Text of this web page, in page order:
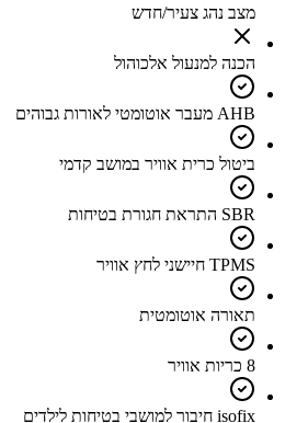
מצב נהג צעיר/חדש
הכנה למנעול אלכוהול
AHB מעבר אוטומטי לאורות גבוהים
ביטול כרית אוויר במושב קדמי
SBR התראת חגורת בטיחות
TPMS חיישני לחץ אוויר
תאורה אוטומטית
8 כריות אוויר
isofix חיבור למושבי בטיחות לילדים